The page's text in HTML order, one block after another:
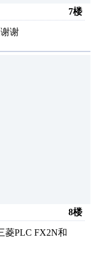
7楼
谢
8楼
菱PLC FX2N和